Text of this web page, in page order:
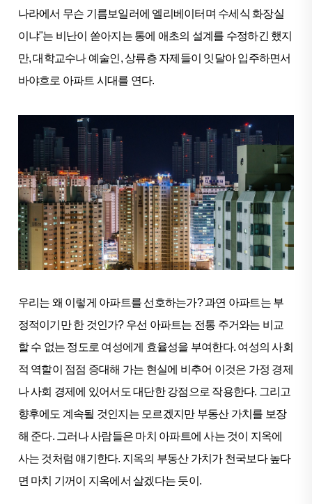
나라에서 무슨 기름보일러에 엘리베이터며 수세식 화장실
이냐"는 비난이 쏟아지는 통에 애초의 설계를 수정하긴 했지
만, 대학교수나 예술인, 상류층 자제들이 잇달아 입주하면서
바야흐로 아파트 시대를 연다.
우리는 왜 이렇게 아파트를 선호하는가? 과연 아파트는 부
정적이기만 한 것인가? 우선 아파트는 전통 주거와는 비교
할 수 없는 정도로 여성에게 효율성을 부여한다. 여성의 사회
적 역할이 점점 증대해 가는 현실에 비추어 이것은 가정 경제
나 사회 경제에 있어서도 대단한 강점으로 작용한다. 그리고
향후에도 계속될 것인지는 모르겠지만 부동산 가치를 보장
해 준다. 그러나 사람들은 마치 아파트에 사는 것이 지옥에
사는 것처럼 얘기한다. 지옥의 부동산 가치가 천국보다 높다
면 마치 기꺼이 지옥에서 살겠다는 듯이.